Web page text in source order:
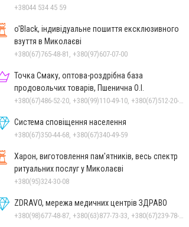
+38044 534 45 59
o'Black, індивідуальне пошиття ексклюзивного
взуття в Миколаєві
+380(67)765-48-81, +380(97)607-07-00
Точка Смаку, оптова-роздрібна база
продовольчих товарів, Пшенична О.І.
Система сповіщення населення
+380(67)350-44-68, +380(67)340-49-59
Харон, виготовлення пам'ятників, весь спектр
ритуальних послуг у Миколаєві
+380(95)324-30-08
ZDRAVO, мережа медичних центрів ЗДРАВО